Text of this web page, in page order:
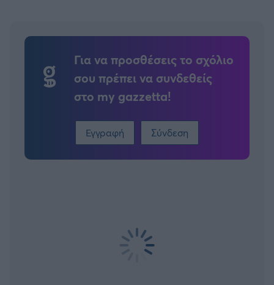
Για να προσθέσεις το σχόλιο
σου πρέπει να συνδεθείς
στο my gazzetta!
Εγγραφή Σύνδεση